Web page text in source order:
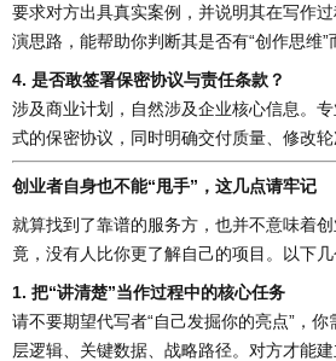
要求对方出具真实案例，并说明其在写作
演思路，能帮助你判断其是否有“创作思维”
4. 是否敢签署保密协议与责任条款？
涉及商业计划，自然涉及企业核心信息。
式的保密协议，同时明确交付质量、修改轮
创业者自身也不能“甩手”，这几点请牢记
就算找到了靠谱的服务方，也并不意味着
竟，没有人比你更了解自己的项目。以下
1. 把“讲清楚”当作过程中的核心任务
请不要期望代写者“自己发掘你的亮点”，
层逻辑、关键数据、战略路径。对方才能